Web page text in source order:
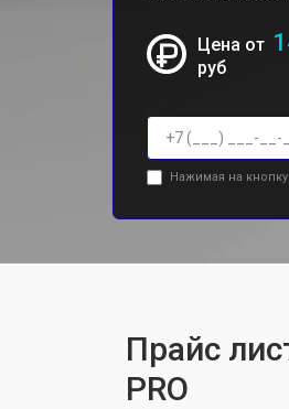
Цена от
руб
Нажимая на
Прайс
PRO